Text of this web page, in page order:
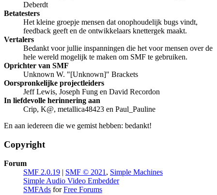
Deberdt
Betatesters
Het kleine groepje mensen dat onophoudelijk bugs vindt,
feedback geeft en de ontwikkelaars knettergek maakt.
Vertalers
Bedankt voor jullie inspanningen die het voor mensen over de
hele wereld mogelijk te maken om SMF te gebruiken.
Oprichter van SMF
Unknown W. "[Unknown]" Brackets
Oorspronkelijke projectleiders
Jeff Lewis, Joseph Fung en David Recordon
In liefdevolle herinnering aan
Crip, K@, metallica48423 en Paul_Pauline
En aan iedereen die we gemist hebben: bedankt!
Copyright
Forum
SMF 2.0.19 | SMF © 2021 , Simple Machines
Simple Audio Video Embedder
SMFAds forFree Forums